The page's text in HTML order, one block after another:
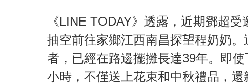
《LINE TODAY》透露，近期鄧超
抽空前往家鄉江西南昌探望程奶奶
者，已經在路邊擺攤長達39年。即
小時，不僅送上花束和中秋禮品，還